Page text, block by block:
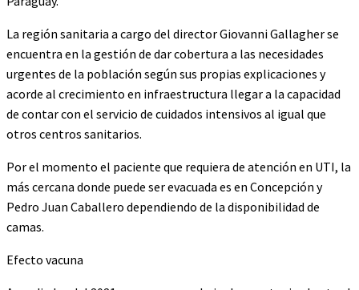
La región sanitaria a cargo del director Giovanni Gallagher se
encuentra en la gestión de dar cobertura a las necesidades
urgentes de la población según sus propias explicaciones y
acorde al crecimiento en infraestructura llegar a la capacidad
de contar con el servicio de cuidados intensivos al igual que
otros centros sanitarios.
Por el momento el paciente que requiera de atención en UTI, la
más cercana donde puede ser evacuada es en Concepción y
Pedro Juan Caballero dependiendo de la disponibilidad de
camas.
Efecto vacuna